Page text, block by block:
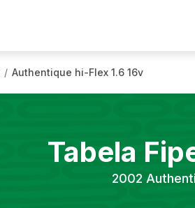
/ Authentique hi-Flex 1.6 16v
Tabela
2002